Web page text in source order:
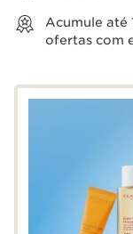
Acumule até
ofertas com